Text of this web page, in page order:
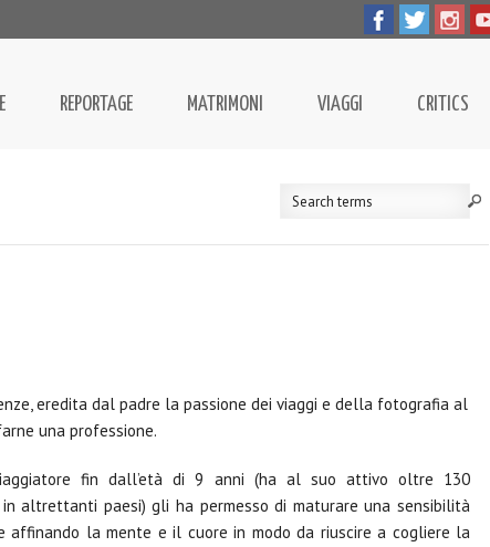
REPORTAGE MATRIMONI VIAGGI CRITICS
eredita dal padre la passione dei viaggi e della fotografia al
una professione.
viaggiatore fin dall’età di 9 anni (ha al suo attivo oltre 130
in altrettanti paesi) gli ha permesso di maturare una sensibilità
affinando la mente e il cuore in modo da riuscire a cogliere la